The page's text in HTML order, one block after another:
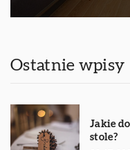
Ostatnie wpisy
Jakie
stole?